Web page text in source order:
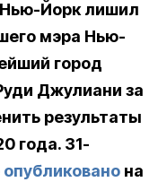
Йорк лишил
мэра Нью-
город
Джулиани за
результаты
года. 31-
опубликовано на